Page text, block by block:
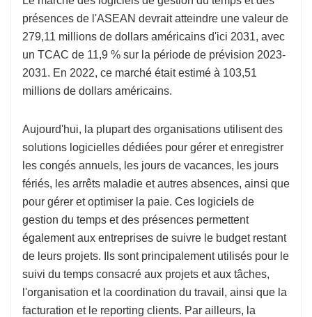
présences de l'ASEAN devrait atteindre une valeur de
279,11 millions de dollars américains d'ici 2031, avec
un TCAC de 11,9 % sur la période de prévision 2023-
2031. En 2022, ce marché était estimé à 103,51
millions de dollars américains.
Aujourd'hui, la plupart des organisations utilisent des
solutions logicielles dédiées pour gérer et enregistrer
les congés annuels, les jours de vacances, les jours
fériés, les arrêts maladie et autres absences, ainsi que
pour gérer et optimiser la paie. Ces logiciels de
gestion du temps et des présences permettent
également aux entreprises de suivre le budget restant
de leurs projets. Ils sont principalement utilisés pour le
suivi du temps consacré aux projets et aux tâches,
l'organisation et la coordination du travail, ainsi que la
facturation et le reporting clients. Par ailleurs, la